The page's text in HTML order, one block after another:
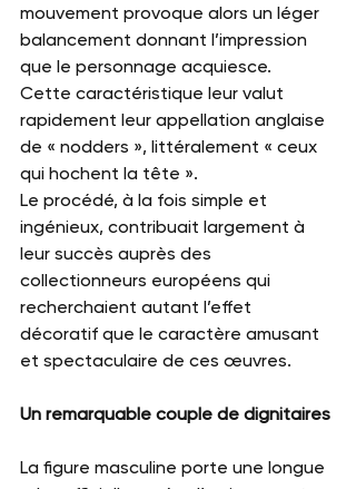
mouvement provoque alors un léger
balancement donnant l’impression
que le personnage acquiesce.
Cette caractéristique leur valut
rapidement leur appellation anglaise
de « nodders », littéralement « ceux
qui hochent la tête ».
Le procédé, à la fois simple et
ingénieux, contribuait largement à
leur succès auprès des
collectionneurs européens qui
recherchaient autant l’effet
décoratif que le caractère amusant
et spectaculaire de ces œuvres.
Un remarquable couple de dignitaires
La figure masculine porte une longue